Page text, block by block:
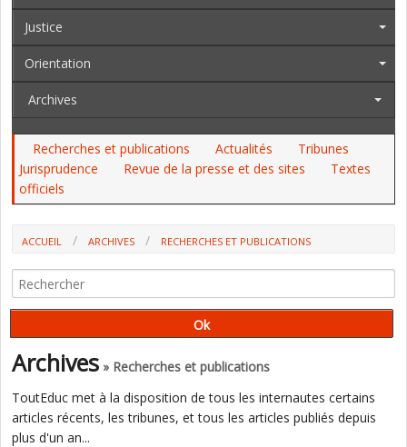
Justice
Orientation
Archives
Recherches et publications Actualités
Tribunes
Jurisprudence
Revue de la presse et des sites
Textes
officiels
ACCUEIL ARCHIVES RECHERCHES ET PUBLICATIONS
Archives » Recherches et publications
ToutEduc met à la disposition de tous les internautes certains
articles récents, les tribunes, et tous les articles publiés depuis
plus d'un an...